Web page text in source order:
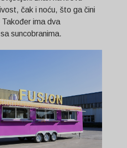
čak i noću, što ga čini
ima dva
suncobranima.